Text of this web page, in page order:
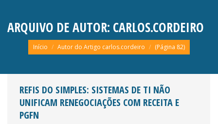
ARQUIVO DE AUTOR: CARLOS.CORDEIRO
Você está aqui:
Início Autor do Artigo carlos.cordeiro (Página 82)
REFIS DO SIMPLES: SISTEMAS DE TI NÃO
UNIFICAM RENEGOCIAÇÕES COM RECEITA E
PGFN